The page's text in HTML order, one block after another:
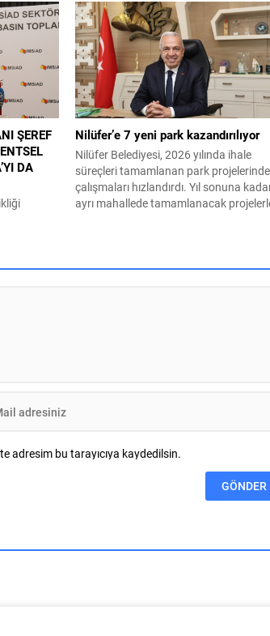
ilçesi
Liman
ekipleri,
sıvadı. BUÜ Rektörü Prof. Dr. Ferudun
Yılmaz, araştırma üniversitesi vizyonu
doğrultusunda yenilenen ve tam
çalışması için tüm teknolojik yatırımları
tamamlanan Bilim ve Teknoloji
ve Araştırma Merkezi’ni (BİTUAM)
etti. Rektör...
ŞEREF
DA
Nilüfer’e 7 yeni park kazandırılıyor
Nilüfer Belediyesi, 2026 yılında ihale
süreçleri tamamlanan park projelerinde
çalışmaları hızlandırdı. Yıl sonuna
ayrı mahallede tamamlanacak
düşen yeşil alan miktarını artırmak ve
adresim bu tarayıcıya kaydedilsin.